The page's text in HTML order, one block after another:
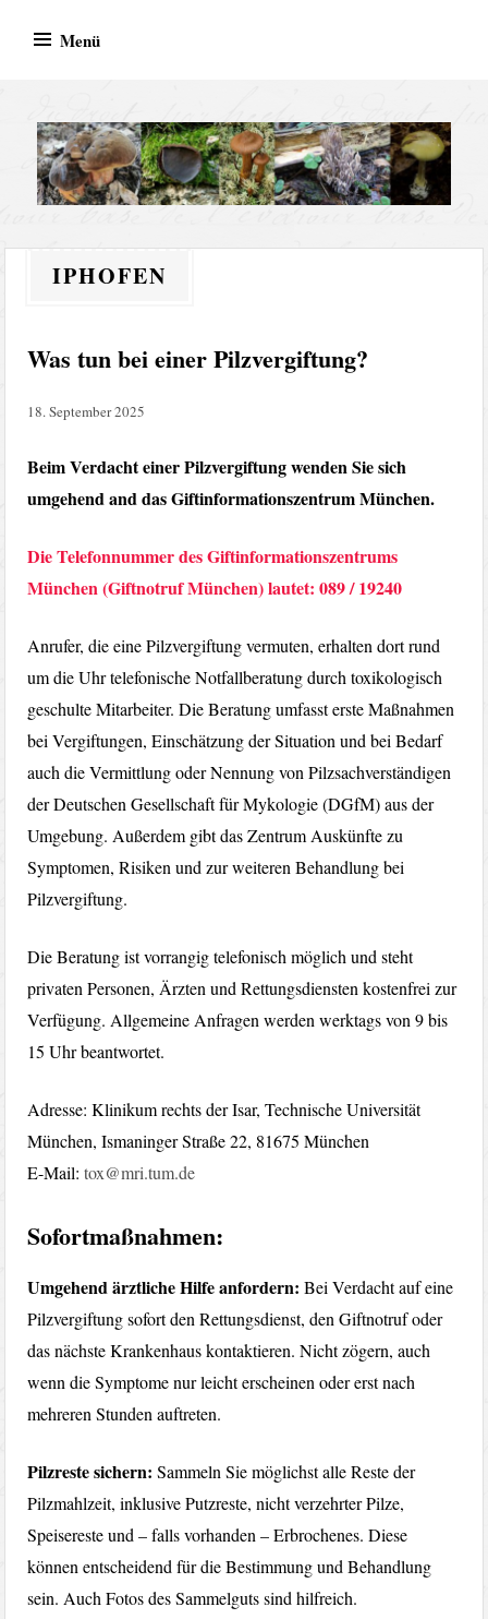
Inhalt
Menü
Fachlicher
Pilzsachverständiger &
Beratung für sicheres
Pilzvergiftungen – Ihr Ansprechpartner mit Erfahrung und
IPHOFEN
Was tun bei einer Pilzvergiftung?
18. September 2025
Beim Verdacht einer Pilzvergiftung wenden Sie sich
umgehend and das Giftinformationszentrum München.
Die Telefon­nummer des Gift­informations­zentrums
München (Giftnotruf München) lautet: 089 / 19240
Anrufer, die eine Pilzvergiftung vermuten, erhalten dort rund
um die Uhr telefonische Notfallberatung durch toxikologisch
geschulte Mitarbeiter. Die Beratung umfasst erste Maßnahmen
bei Vergiftungen, Einschätzung der Situation und bei Bedarf
auch die Vermittlung oder Nennung von Pilzsachverständigen
der Deutschen Gesellschaft für Mykologie (DGfM) aus der
Umgebung. Außerdem gibt das Zentrum Auskünfte zu
Symptomen, Risiken und zur weiteren Behandlung bei
Pilzvergiftung.
Die Beratung ist vorrangig telefonisch möglich und steht
privaten Personen, Ärzten und Rettungsdiensten kostenfrei zur
Verfügung. Allgemeine Anfragen werden werktags von 9 bis
15 Uhr beantwortet.
Adresse: Klinikum rechts der Isar, Technische Universität
München, Ismaninger Straße 22, 81675 München
E-Mail:tox@mri.tum.de
Sofortmaßnahmen:
Umgehend ärztliche Hilfe anfordern: Bei Verdacht auf eine
Pilzvergiftung sofort den Rettungsdienst, den Giftnotruf oder
das nächste Krankenhaus kontaktieren. Nicht zögern, auch
wenn die Symptome nur leicht erscheinen oder erst nach
mehreren Stunden auftreten.
Pilzreste sichern: Sammeln Sie möglichst alle Reste der
Pilzmahlzeit, inklusive Putzreste, nicht verzehrter Pilze,
Speisereste und – falls vorhanden – Erbrochenes. Diese
können entscheidend für die Bestimmung und Behandlung
sein. Auch Fotos des Sammelguts sind hilfreich.